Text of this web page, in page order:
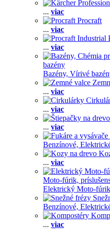
... viac
Procraft
... viac
... viac
bazény
Bazény, Vírivé
... viac
... viac
... viac
Benzínové,
... viac
Moto-fúrik,
Elektrický Moto-
Benzínové,
... viac